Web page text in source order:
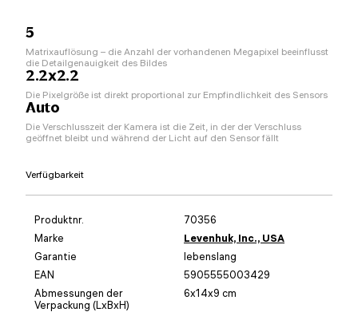
5
Matrixauflösung – die Anzahl der vorhandenen Megapixel beeinflusst
die Detailgenauigkeit des Bildes
2.2x2.2
Die Pixelgröße ist direkt proportional zur Empfindlichkeit des Sensors
Auto
Die Verschlusszeit der Kamera ist die Zeit, in der der Verschluss
geöffnet bleibt und während der Licht auf den Sensor fällt
Verfügbarkeit
Produktnr.
70356
Marke
Levenhuk, Inc., USA
Garantie
lebenslang
EAN
5905555003429
Abmessungen der
Verpackung (LxBxH)
6x14x9 cm